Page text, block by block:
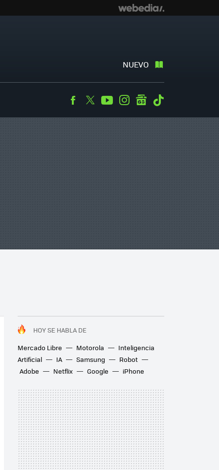
NUEVO
Facebook
TwitterYoutubeInstagramgooglenews
HOY SE HABLA DE
Mercado Libre
Motorola
Inteligencia
Artificial
IA Samsung
Robot
Adobe
Netflix Google iPhone